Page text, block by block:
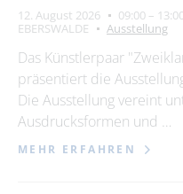
12. August 2026 09:00 –
EBERSWALDE
Ausstellung
Das Künstlerpaar
präsentiert die
Die Ausstellung vereint
Ausdrucksformen und …
MEHR ERFAHREN